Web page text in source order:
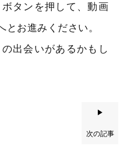
ボタンを押して、動画
とお進みください。
出会いがあるかもし
▶
次の記事